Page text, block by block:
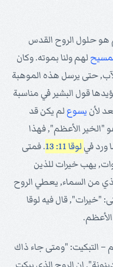
هو حلول الروح القدس
لهم ولنا بموته. وكان
حتى يرسل هذه الموهبة
قول البشير في مناسبة
لأن يسوع لم يكن قد
هو "الخير الأعظم", فهذا
ورد في لوقا 11: 13
. فمتى
يهب خيرات للذين
من السماء, يعطي الروح
"خيرات", قال فيه لوقا
– التبكيت: "ومتى جاء ذاك